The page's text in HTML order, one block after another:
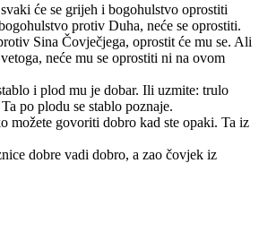
će se grijeh i bogohulstvo oprostiti
protiv Duha, neće se oprostiti.
Sina Čovječjega, oprostit će mu se. Ali
neće mu se oprostiti ni na ovom
i plod mu je dobar. Ili uzmite: trulo
po plodu se stablo poznaje.
možete govoriti dobro kad ste opaki. Ta iz
dobre vadi dobro, a zao čovjek iz